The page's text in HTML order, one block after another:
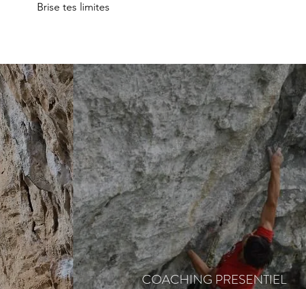
Brise tes limites
COACHING PRESENTIEL